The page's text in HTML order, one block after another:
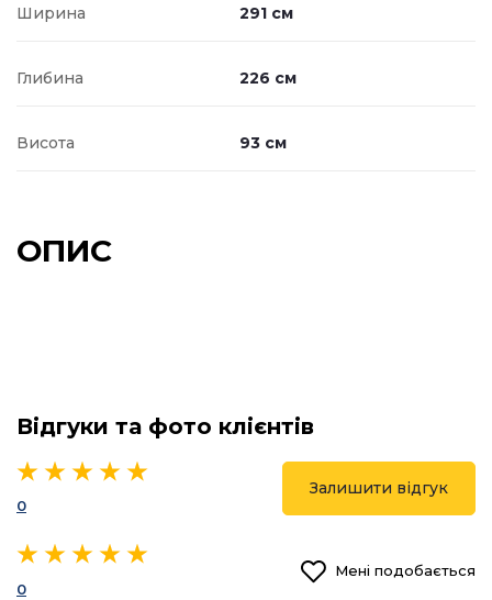
Ширина 291 см
Глибина 226 см
Висота 93 см
ОПИС
Відгуки та фото клієнтів
0
Залишити відгук
0
Мені подобається